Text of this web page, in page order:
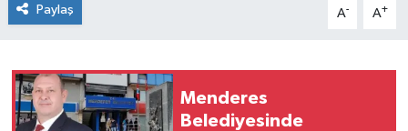
Paylaş A- A+
Menderes
Belediyesinde